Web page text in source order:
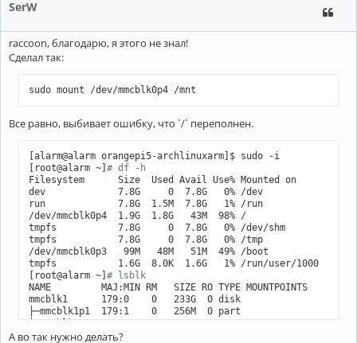
SerW
raccoon, благодарю, я этого не знал!
Сделал так:
sudo mount /dev/mmcblk0p4 /mnt
Все равно, выбивает ошибку, что `/` переполнен.
[alarm@alarm orangepi5-archlinuxarm]$ sudo -i
[root@alarm ~] # df -h
Filesystem      Size  Used Avail Use% Mounted on
dev             7.8G     0  7.8G   0% /dev
run             7.8G  1.5M  7.8G   1% /run
/dev/mmcblk0p4  1.9G  1.8G   43M  98% /
tmpfs           7.8G     0  7.8G   0% /dev/shm
tmpfs           7.8G     0  7.8G   0% /tmp
/dev/mmcblk0p3   99M   48M   51M  49% /boot
tmpfs           1.6G  8.0K  1.6G   1% /run/user/1000
[root@alarm ~] # lsblk
NAME         MAJ:MIN RM   SIZE RO TYPE MOUNTPOINTS
mmcblk1      179:0    0   233G  0 disk
├─mmcblk1p1  179:1    0   256M  0 part
└─mmcblk1p2  179:2    0 230.4G  0 part
mmcblk1boot0 179:32   0     4M  1 disk
А во так нужно делать?